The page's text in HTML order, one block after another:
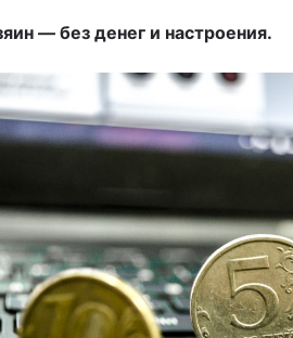
— без денег и настроения.